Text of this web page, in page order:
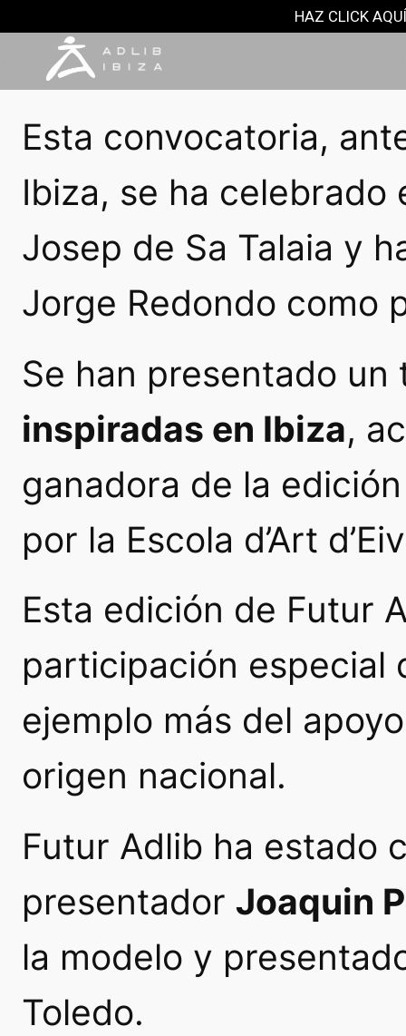
HAZ CLICK
Esta convocatoria,
Ibiza, se ha celebrado
Josep de Sa Talaia y
Jorge Redondo como
Se han presentado
inspiradas en Ibiza,
ganadora de la
por la Escola d’Art
Esta edición de Futur
participación especial
ejemplo más del
origen nacional.
Futur Adlib ha estado
presentador Joaquin
la modelo y
Toledo.